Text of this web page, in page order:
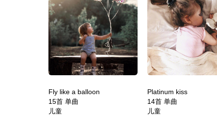
Fly like a balloon
15首 单曲
儿童
Platinum kiss
14首 单曲
儿童